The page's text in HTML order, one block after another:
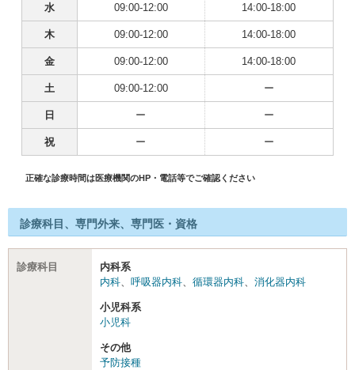
水 09:00-12:00 14:00-18:00
木 09:00-12:00 14:00-18:00
金 09:00-12:00 14:00-18:00
土 09:00-12:00 ー
日 ー ー
祝 ー ー
正確な診療時間は医療機関のHP・電話等でご確認ください
診療科目、専門外来、専門医・資格
診療科目
内科系
内科
呼吸器内科 循環器内科 消化器内科
小児科系
小児科
その他
予防接種